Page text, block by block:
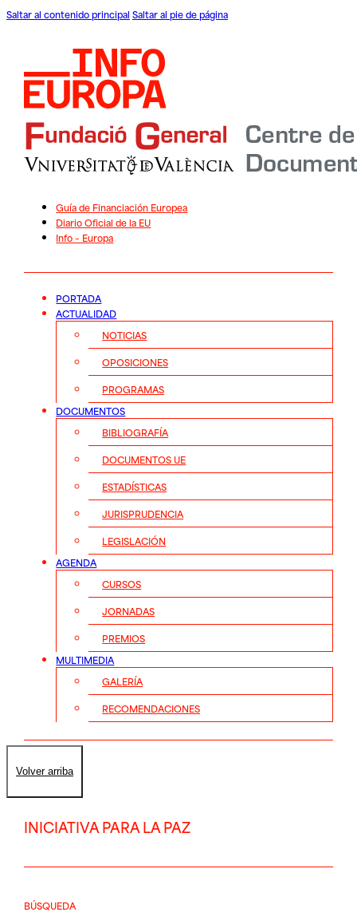
Saltar al contenido principal Saltar al pie de página
Guía de Financiación Europea
Diario Oficial de la EU
Info – Europa
PORTADA
ACTUALIDAD
NOTICIAS
OPOSICIONES
PROGRAMAS
DOCUMENTOS
BIBLIOGRAFÍA
DOCUMENTOS UE
ESTADÍSTICAS
JURISPRUDENCIA
LEGISLACIÓN
AGENDA
CURSOS
JORNADAS
PREMIOS
MULTIMEDIA
GALERÍA
RECOMENDACIONES
Volver arriba
INICIATIVA PARA LA PAZ
BÚSQUEDA